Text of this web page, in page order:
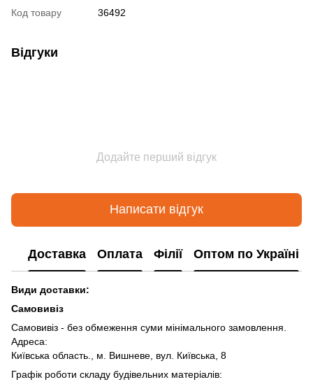
Код товару
36492
Відгуки
Додайте перший відгук
Написати відгук
Доставка Оплата Філії Оптом по Україні
Види доставки:
Самовивіз
Самовивіз - без обмеження суми мінімального замовлення.
Адреса:
Київська область., м. Вишневе, вул. Київська, 8
Графік роботи складу будівельних матеріалів: